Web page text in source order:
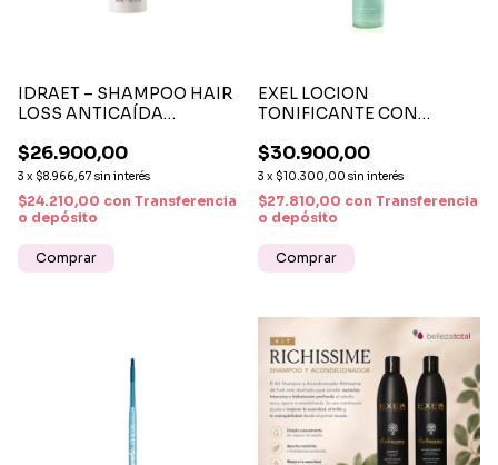
IDRAET – SHAMPOO HAIR
LOSS ANTICAÍDA
$26.900,00
3 x $8.966,67 sin interés
$24.210,00 con Transferencia
o depósito
EXEL LOCION
TONIFICANTE CON
X250ML
$30.900,00
3 x $10.300,00 sin interés
$27.810,00 con Transferencia
o depósito